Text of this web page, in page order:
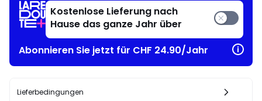
Kostenlose Lieferung nach
Hause das ganze Jahr über
Abonnieren Sie jetzt für CHF 24.90/Jahr
Lieferbedingungen